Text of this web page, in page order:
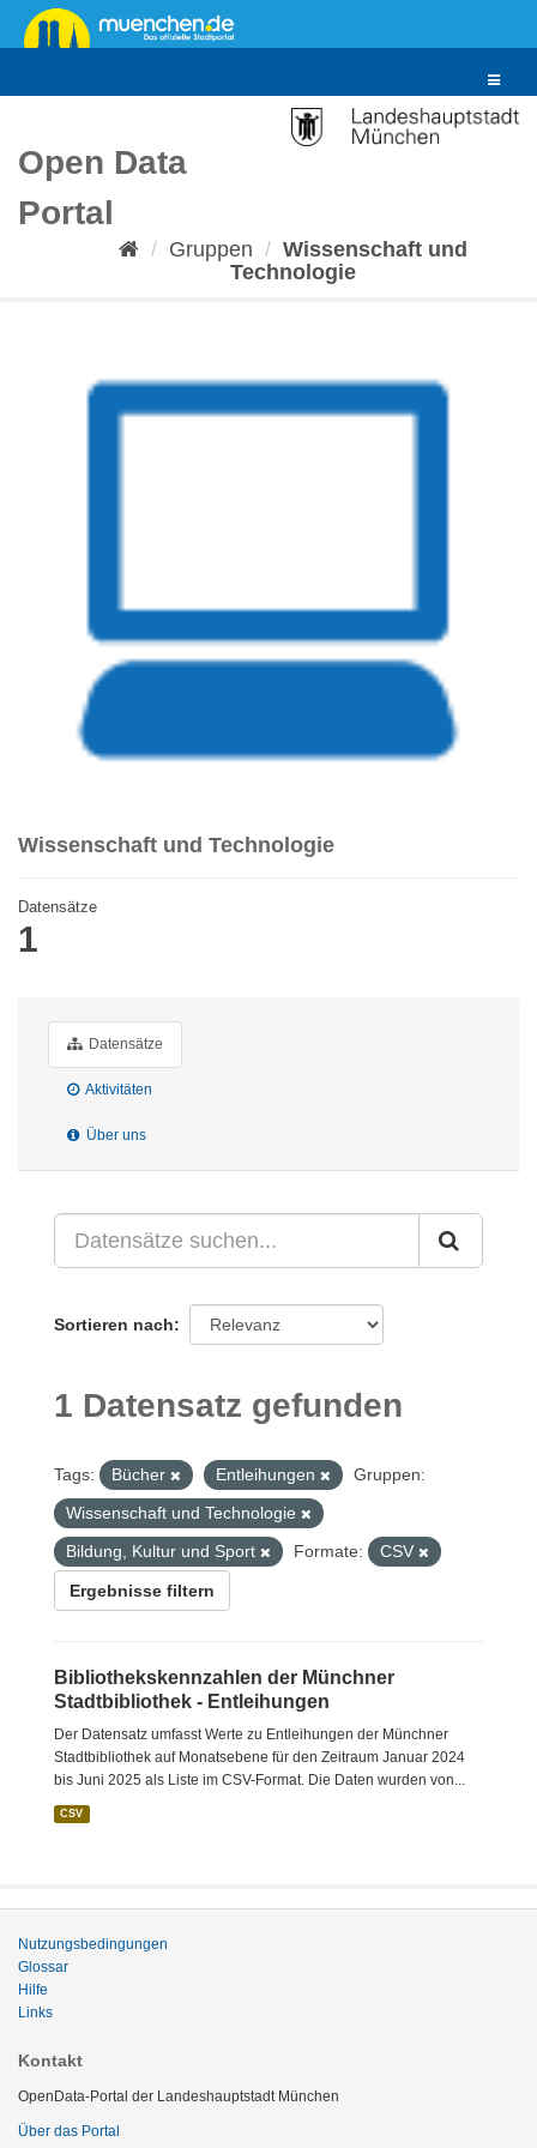
Überspringen
zum
Toggle
Open Data
Portal
Gruppen
Wissenschaft und
Technologie
Wissenschaft und Technologie
Datensätze
1
Datensätze
Aktivitäten
Über uns
Sortieren nach
1 Datensatz gefunden
Tags: Bücher Entleihungen
Gruppen:
Wissenschaft und Technologie
Bildung, Kultur und Sport
Formate: CSV
Ergebnisse filtern
Bibliothekskennzahlen der Münchner
Stadtbibliothek - Entleihungen
Der Datensatz umfasst Werte zu Entleihungen der Münchner
Stadtbibliothek auf Monatsebene für den Zeitraum Januar 2024
bis Juni 2025 als Liste im CSV-Format. Die Daten wurden von...
CSV
Nutzungsbedingungen
Glossar
Hilfe
Links
Kontakt
OpenData-Portal der Landeshauptstadt München
Über das Portal